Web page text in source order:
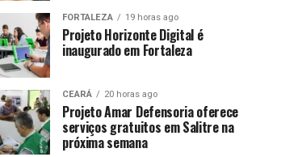
FORTALEZA 19 horas ago
Projeto Horizonte Digital é
inaugurado em Fortaleza
CEARÁ 20 horas ago
Projeto Amar Defensoria oferece
serviços gratuitos em Salitre na
próxima semana